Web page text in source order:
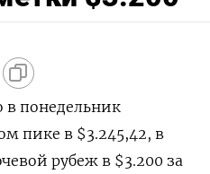
в понедельник
пике в $3.245,42, в
рубеж в $3.200 за